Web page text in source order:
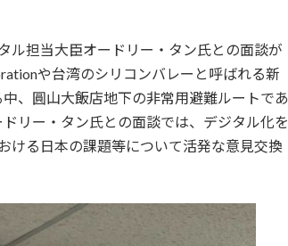
ル担当大臣オードリー・タン氏との面談が
や台湾のシリコンバレーと呼ばれる新
、圓山大飯店地下の非常用避難ルートであ
リー・タン氏との面談では、デジタル化を
ける日本の課題等について活発な意見交換